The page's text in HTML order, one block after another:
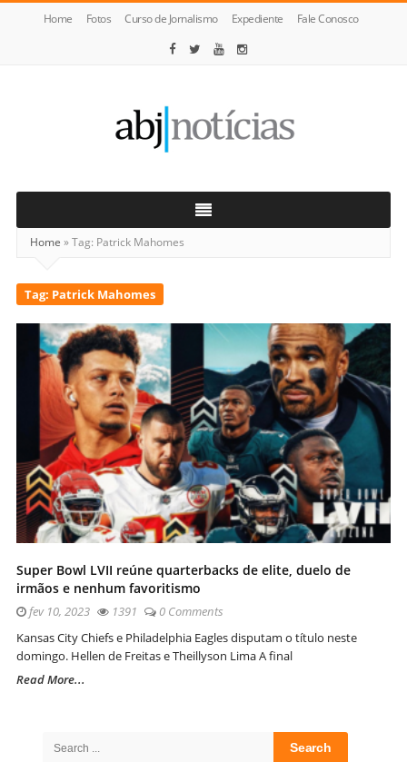
Home Fotos Curso de Jornalismo Expediente Fale Conosco
Notícias
Home »Tag: Patrick Mahomes
Tag: Patrick Mahomes
Super Bowl LVII reúne quarterbacks de elite, duelo de
irmãos e nenhum favoritismo
fev 10, 2023 1391
0 Comments
Kansas City Chiefs e Philadelphia Eagles disputam o título neste
domingo. Hellen de Freitas e Theillyson Lima A final
Read More...